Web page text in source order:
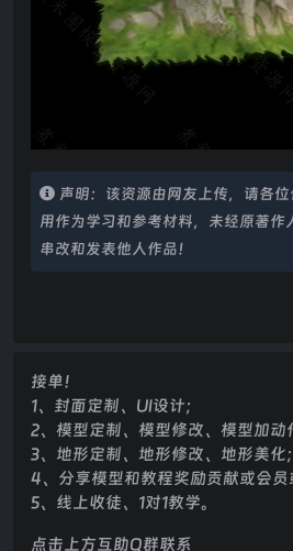
声明：该资源由网友上传，请各
用作为学习和参考材料，未经原著作
串改和发表他人作品！
接单！
1、封面定制、UI设计；
2、模型定制、模型修改、模型加动
3、地形定制、地形修改、地形美化；
4、分享模型和教程奖励贡献或会员
5、线上收徒、1对1教学。
点击上方互助Q群联系